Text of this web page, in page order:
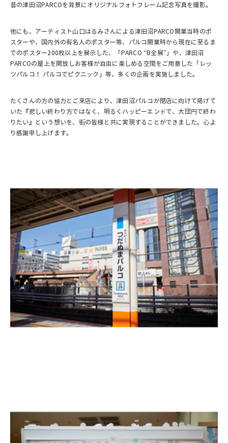
昔の津田沼PARCOを背景にオリジナルフォトフレーム記念写真を撮影。
他にも、アーティスト山口はるみさんによる津田沼PARCO開業当時のポ
スターや、国内外の有名人のポスター等、パルコ開業時から現在に至るま
でのポスター200枚以上を展示した、「PARCO “B全展”」や、津田沼
PARCOの屋上を開放しお客様が自由に楽しめる空間をご用意した「レッ
ツパルコ！ パルコでピクニック」等、多くの企画を実施しました。
たくさんの方の協力とご来店により、津田沼パルコが閉店に向けて掲げて
いた『悲しい終わり方ではなく、明るくハッピーエンドで、大団円で終わ
りたい』という想いを、街の皆様と共に実現することができました。心よ
り感謝申し上げます。